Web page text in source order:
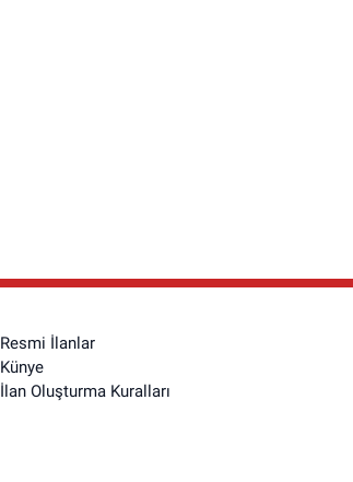
Resmi İlanlar
Künye
İlan Oluşturma Kuralları